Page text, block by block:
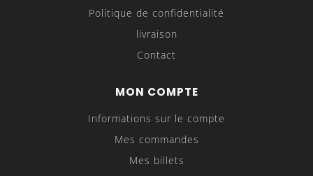
Politique de confidentialité
livraison
Contact
MON COMPTE
Informations sur le compte
Mes commandes
Mes billets